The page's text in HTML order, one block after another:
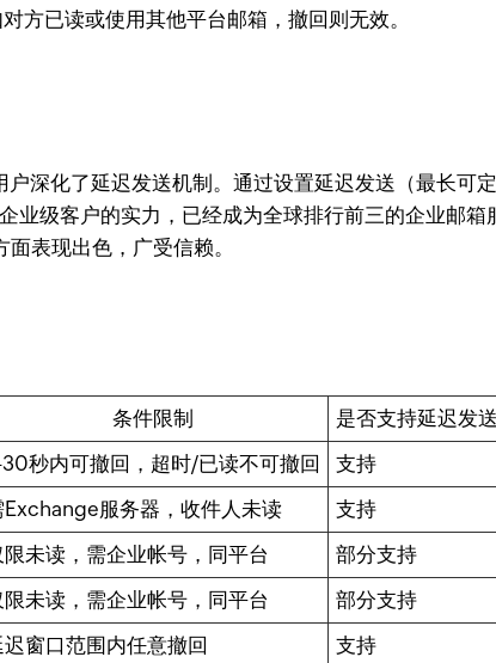
方已读或使用其他平台邮箱，撤回则无效。
户深化了延迟发送机制。通过设置延迟发送（最长可
业级客户的实力，已经成为全球排行前三的企业邮箱
面表现出色，广受信赖。
条件限制 是否支持延迟发送
秒内可撤回，超时/已读不可撤回 支持
Exchange服务器，收件人未读 支持
限未读，需企业帐号，同平台 部分支持
限未读，需企业帐号，同平台 部分支持
迟窗口范围内任意撤回 支持